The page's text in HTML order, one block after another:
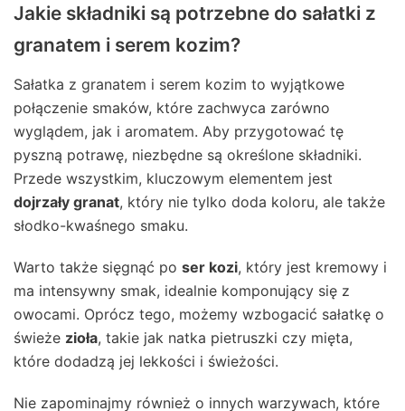
Jakie składniki są potrzebne do sałatki z
granatem i serem kozim?
Sałatka z granatem i serem kozim to wyjątkowe
połączenie smaków, które zachwyca zarówno
wyglądem, jak i aromatem. Aby przygotować tę
pyszną potrawę, niezbędne są określone składniki.
Przede wszystkim, kluczowym elementem jest
dojrzały granat, który nie tylko doda koloru, ale także
słodko-kwaśnego smaku.
Warto także sięgnąć po ser kozi, który jest kremowy i
ma intensywny smak, idealnie komponujący się z
owocami. Oprócz tego, możemy wzbogacić sałatkę o
świeże zioła, takie jak natka pietruszki czy mięta,
które dodadzą jej lekkości i świeżości.
Nie zapominajmy również o innych warzywach, które